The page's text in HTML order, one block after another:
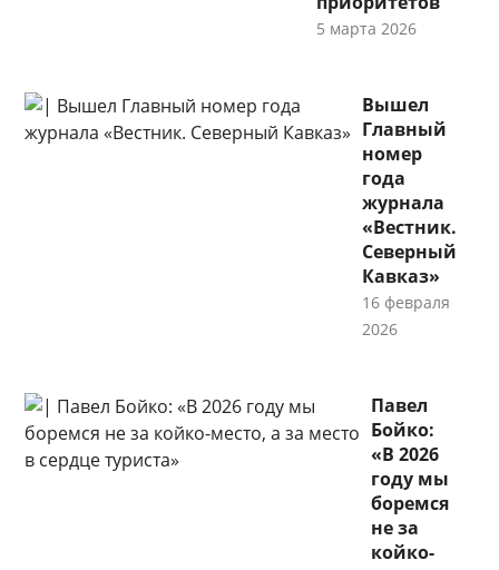
5 марта 2026
Вышел
Главный
номер
года
журнала
«Вестник.
Северный
Кавказ»
16 февраля
2026
Павел
Бойко:
«В 2026
году мы
боремся
не за
койко-